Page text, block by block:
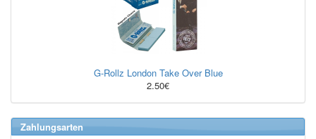
G-Rollz London Take Over Blue
2.50€
Zahlungsarten